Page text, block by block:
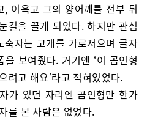
, 이윽고 그의 양어깨를 전부 뒤
길을 끌게 되었다. 하지만 관심
자는 고개를 가로저으며 글자
보여줬다. 거기엔 ‘이 곰인형
려고 해요’라고 적혀있었다.
가 있던 자리엔 곰인형만 한가
를 본 사람은 없었다.